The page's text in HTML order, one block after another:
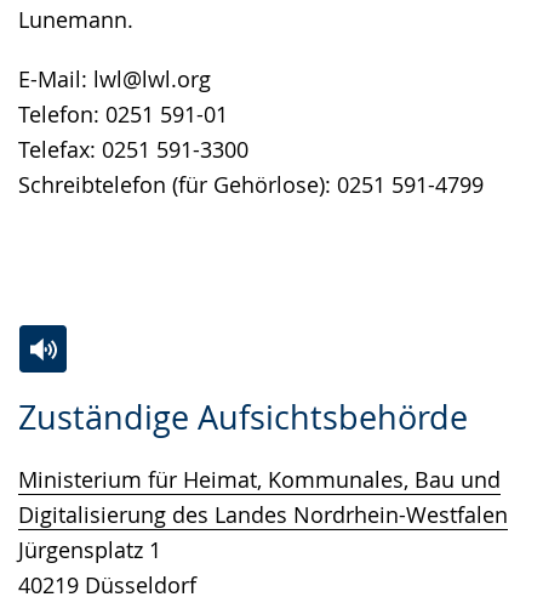
Lunemann.
E-Mail: lwl@lwl.org
Telefon: 0251 591-01
Telefax: 0251 591-3300
Schreibtelefon (für Gehörlose): 0251 591-4799
Zuständige Aufsichtsbehörde
Ministerium für Heimat, Kommunales, Bau und
Digitalisierung des Landes Nordrhein-Westfalen
Jürgensplatz 1
40219 Düsseldorf
Leichten
wechseln.
Audio-
Video
Deutscher
Gebärdensprache
wird